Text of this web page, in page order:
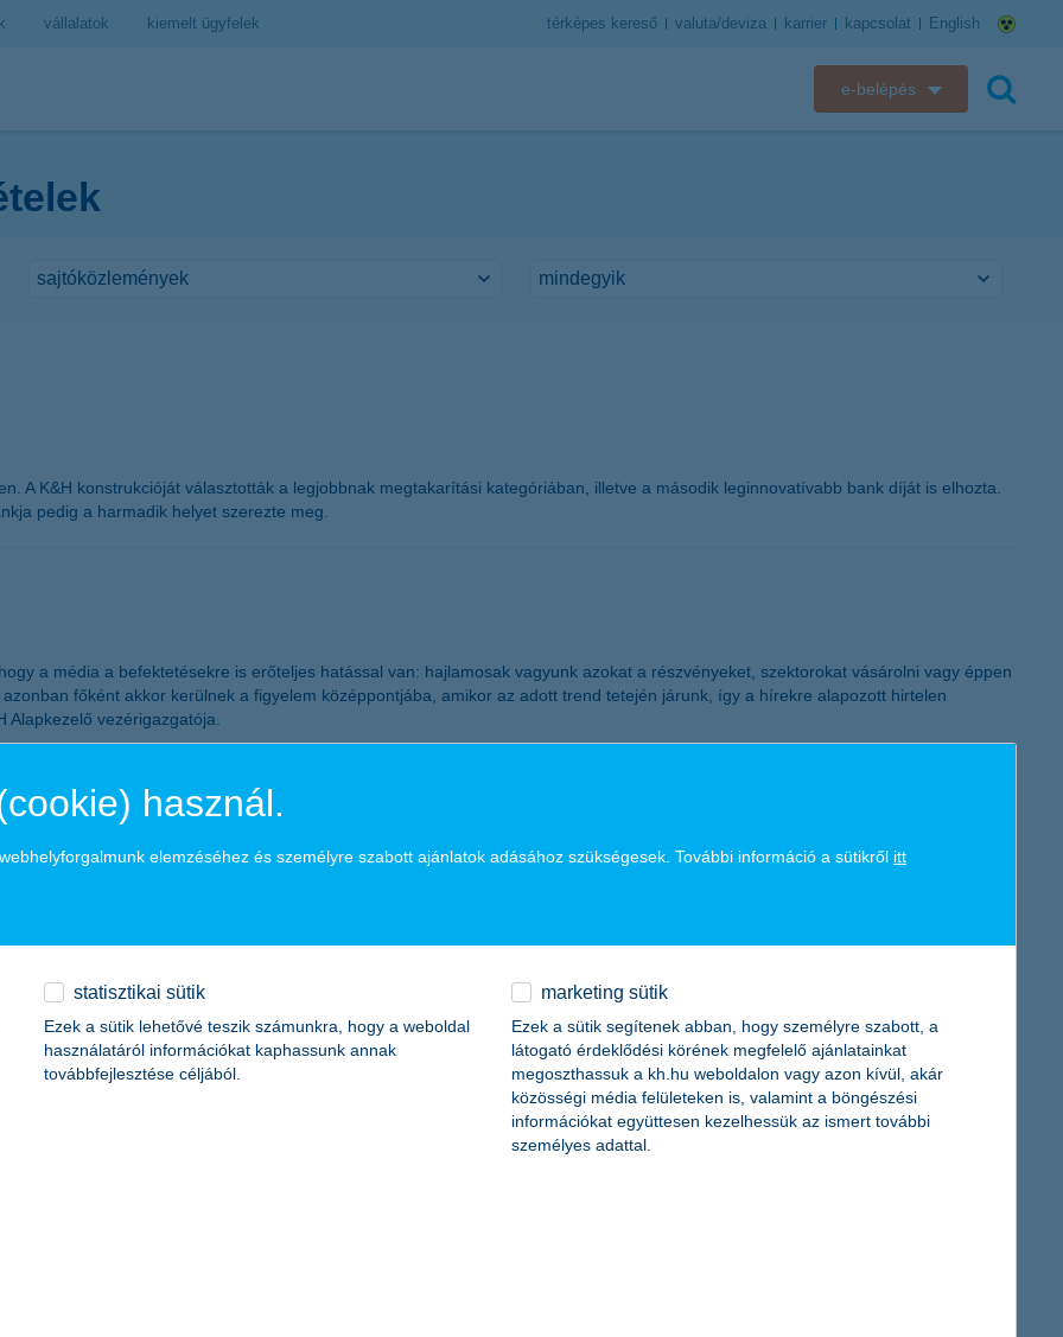
vállalatok kiemelt ügyfelek térképes kereső valuta/deviza karrier kapcsolat English
e-belépés
K&H e-kártyafelület
A K&H konstrukcióját választották a legjobbnak megtakarítási kategóriában, illetve a második leginnovatívabb bank díját is elhozta.
pedig a harmadik helyet szerezte meg.
a média a befektetésekre is erőteljes hatással van: hajlamosak vagyunk azokat a részvényeket, szektorokat vásárolni vagy éppen
főként akkor kerülnek a figyelem középpontjába, amikor az adott trend tetején járunk, így a hírekre alapozott hirtelen
Alapkezelő vezérigazgatója.
diákok például kávézót és hentest hiányolnak az egyetem mellől. A budapesti ELTE diákjai szakboltokat és ATM-et, míg a
6,9%-os árbevétel és 4,6%-os profitnövekedést valószínűsítenek – derül ki a K&H kkv bizalmi index kutatás legutóbbi adataiból.
cégek, a profitot nézve azonban a szolgáltató szektor a legoptimistább.
használ.
elemzéséhez és személyre szabott ajánlatok adásához szükségesek. További információ a sütikről itt
statisztikai sütik
Ezek a sütik lehetővé teszik számunkra, hogy a weboldal
használatáról információkat kaphassunk annak
továbbfejlesztése céljából.
marketing sütik
Ezek a sütik segítenek abban, hogy személyre szabott, a
látogató érdeklődési körének megfelelő ajánlatainkat
megoszthassuk a kh.hu weboldalon vagy azon kívül, akár
közösségi média felületeken is, valamint a böngészési
információkat együttesen kezelhessük az ismert további
személyes adattal.